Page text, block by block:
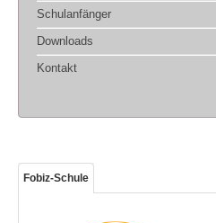
Schulanfänger
Downloads
Kontakt
Fobiz-Schule